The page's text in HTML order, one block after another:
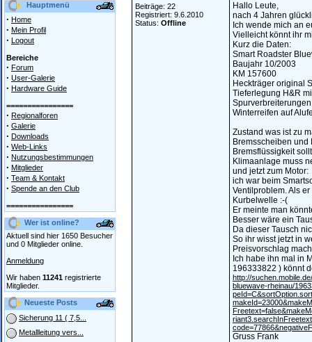
Hauptmenü
· Home
· Mein Profil
· Logout
Bereiche
· Forum
· User-Galerie
· Hardware Guide
================
· Regionalforen
· Galerie
· Downloads
· Web-Links
· Nutzungsbestimmungen
· Mitglieder
· Team & Kontakt
· Spende an den Club
================
Wer ist online?
Aktuell sind hier 1650 Besucher
und 0 Mitglieder online.
Anmeldung
Wir haben 11241 registrierte
Mitglieder.
Neueste Posts
Sicherung 11 ( 7,5...
Metallleitung vers...
Beiträge: 22
Registriert: 9.6.2010
Status: Offline
Hallo Leute,
nach 4 Jahren
Ich wende mich an
Vielleicht könnt ihr
Kurz die Daten:
Smart Roadster
Baujahr 10/2003
KM 157600
Heckträger original
Tieferlegung H&R
Winterreifen auf
Zustand was ist zu
Bremsscheiben
Bremsflüssigkeit
Klimaanlage muss
und jetzt zum Motor:
ich war beim
Ventilproblem. Als
Kurbelwelle :-(
Er meinte man
Besser wäre ein
Da dieser Tausch
So ihr wisst jetzt in
Preisvorschlag
Ich habe ihn mal in
196333822 ) könnt
http://
bluewave-rheinau/
Gruss Frank